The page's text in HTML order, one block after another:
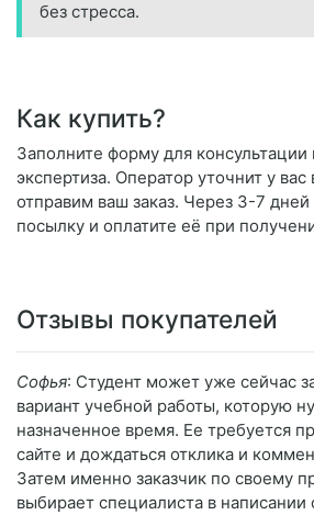
без стресса.
Как купить?
Заполните форму для консультации
экспертиза. Оператор уточнит у
отправим ваш заказ. Через 3-7
посылку и оплатите её при
Отзывы покупателей
Софья: Студент может уже сейчас
вариант учебной работы, которую
назначенное время. Ее требуется
сайте и дождаться отклика и
Затем именно заказчик по своему
выбирает специалиста в